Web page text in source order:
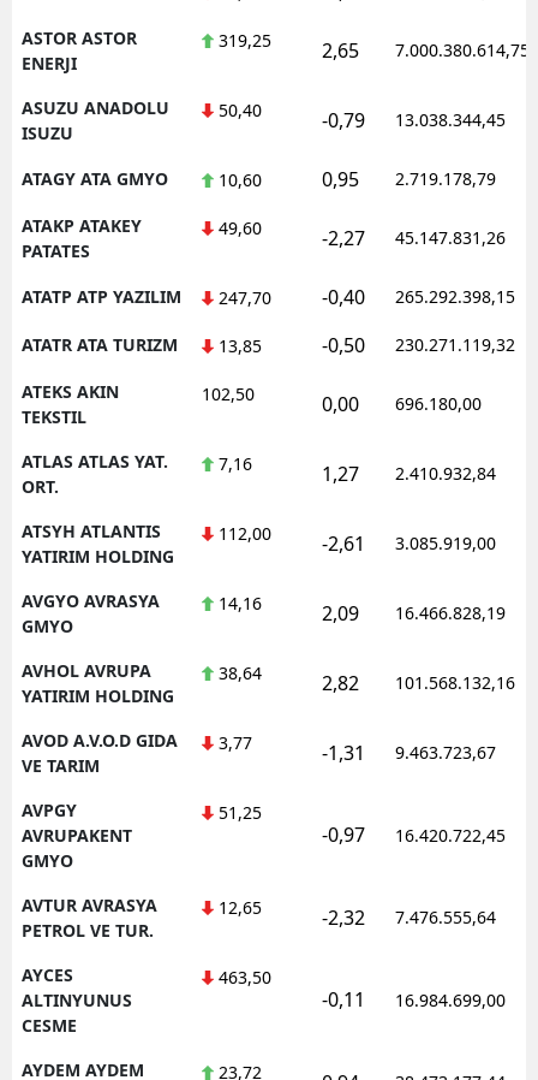
ASTOR ASTOR
ENERJI
319,25 2,65 7.000.380.614,75
ASUZU ANADOLU
ISUZU
50,40 -0,79 13.038.344,45
ATAGY ATA GMYO 10,60 0,95 2.719.178,79
ATAKP ATAKEY
PATATES
49,60 -2,27 45.147.831,26
ATATP ATP YAZILIM 247,70 -0,40 265.292.398,15
ATATR ATA TURIZM 13,85 -0,50 230.271.119,32
ATEKS AKIN
TEKSTIL
102,50 0,00 696.180,00
ATLAS ATLAS YAT.
ORT.
7,16 1,27 2.410.932,84
ATSYH ATLANTIS
YATIRIM HOLDING
112,00 -2,61 3.085.919,00
AVGYO AVRASYA
GMYO
14,16 2,09 16.466.828,19
AVHOL AVRUPA
YATIRIM HOLDING
38,64 2,82 101.568.132,16
AVOD A.V.O.D GIDA
VE TARIM
3,77 -1,31 9.463.723,67
AVPGY
AVRUPAKENT
GMYO
51,25
-0,97 16.420.722,45
AVTUR AVRASYA
PETROL VE TUR.
12,65 -2,32 7.476.555,64
AYCES
ALTINYUNUS
CESME
463,50
-0,11 16.984.699,00
AYDEM AYDEM 23,72